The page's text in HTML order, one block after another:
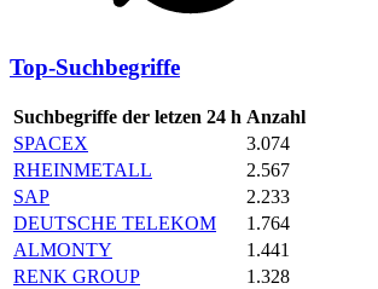
Top-Suchbegriffe
Suchbegriffe der letzen 24 h Anzahl
SPACEX
3.074
RHEINMETALL
2.567
SAP
2.233
DEUTSCHE TELEKOM
1.764
ALMONTY
1.441
RENK GROUP
1.328